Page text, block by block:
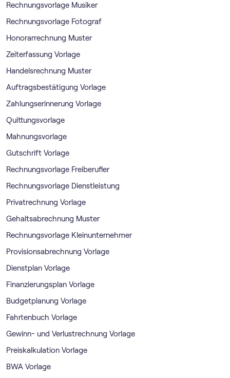
Rechnungsvorlage Musiker
Rechnungsvorlage Fotograf
Honorarrechnung Muster
Zeiterfassung Vorlage
Handelsrechnung Muster
Auftragsbestätigung Vorlage
Zahlungserinnerung Vorlage
Quittungsvorlage
Mahnungsvorlage
Gutschrift Vorlage
Rechnungsvorlage Freiberufler
Rechnungsvorlage Dienstleistung
Privatrechnung Vorlage
Gehaltsabrechnung Muster
Rechnungsvorlage Kleinunternehmer
Provisionsabrechnung Vorlage
Dienstplan Vorlage
Finanzierungsplan Vorlage
Budgetplanung Vorlage
Fahrtenbuch Vorlage
Gewinn- und Verlustrechnung Vorlage
Preiskalkulation Vorlage
BWA Vorlage